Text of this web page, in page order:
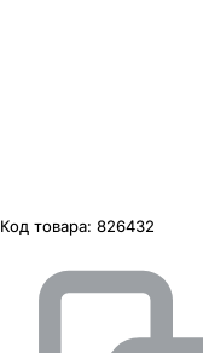
Код товара: 826432